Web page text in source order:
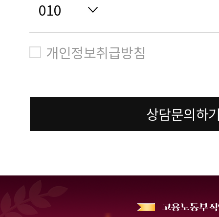
개인정보취급방침
상담문의하